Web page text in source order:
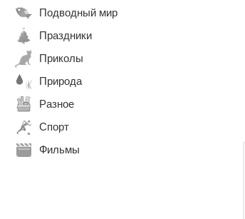
Подводный мир
Праздники
Приколы
Природа
Разное
Спорт
Фильмы